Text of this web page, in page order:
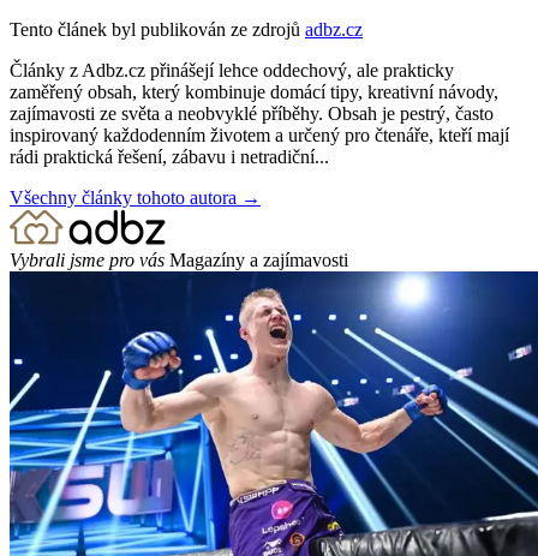
Tento článek byl publikován ze zdrojů adbz.cz
Články z Adbz.cz přinášejí lehce oddechový, ale prakticky
zaměřený obsah, který kombinuje domácí tipy, kreativní návody,
zajímavosti ze světa a neobvyklé příběhy. Obsah je pestrý, často
inspirovaný každodenním životem a určený pro čtenáře, kteří mají
rádi praktická řešení, zábavu i netradiční...
Všechny články tohoto autora →
Vybrali jsme pro vás Magazíny a zajímavosti